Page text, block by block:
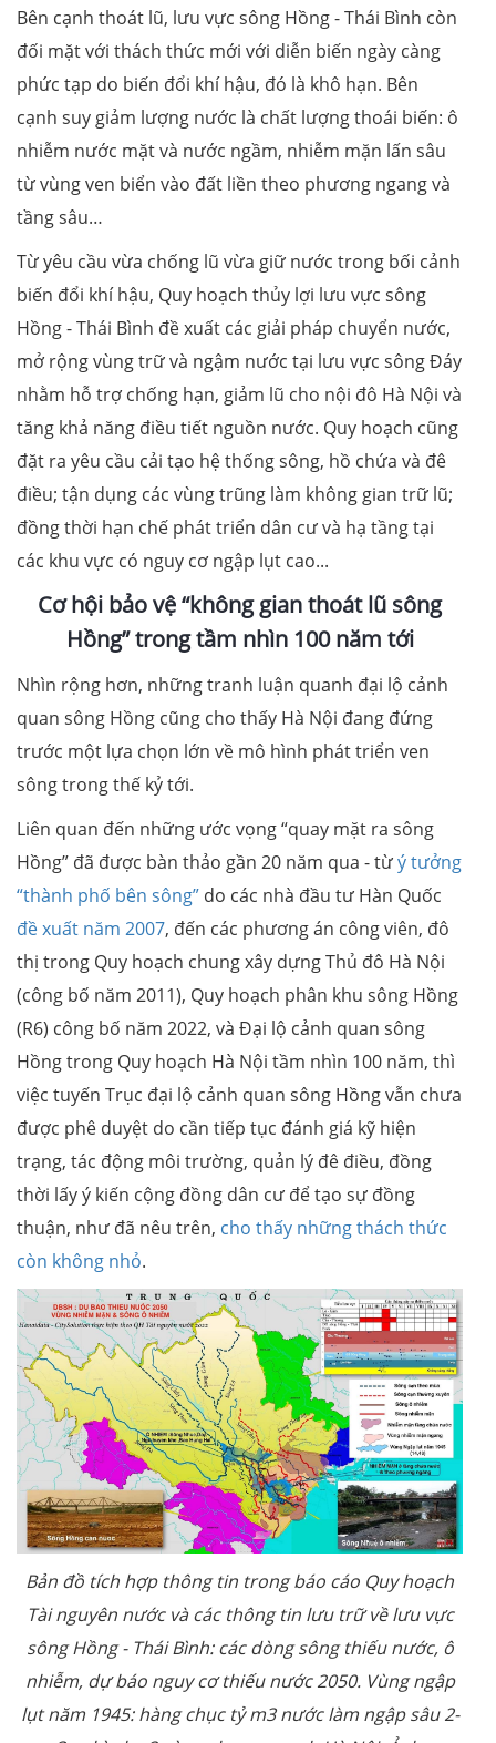
Bên cạnh thoát lũ, lưu vực sông Hồng - Thái Bình còn
đối mặt với thách thức mới với diễn biến ngày càng
phức tạp do biến đổi khí hậu, đó là khô hạn. Bên
cạnh suy giảm lượng nước là chất lượng thoái biến: ô
nhiễm nước mặt và nước ngầm, nhiễm mặn lấn sâu
từ vùng ven biển vào đất liền theo phương ngang và
tầng sâu…
Từ yêu cầu vừa chống lũ vừa giữ nước trong bối cảnh
biến đổi khí hậu, Quy hoạch thủy lợi lưu vực sông
Hồng - Thái Bình đề xuất các giải pháp chuyển nước,
mở rộng vùng trữ và ngậm nước tại lưu vực sông Đáy
nhằm hỗ trợ chống hạn, giảm lũ cho nội đô Hà Nội và
tăng khả năng điều tiết nguồn nước. Quy hoạch cũng
đặt ra yêu cầu cải tạo hệ thống sông, hồ chứa và đê
điều; tận dụng các vùng trũng làm không gian trữ lũ;
đồng thời hạn chế phát triển dân cư và hạ tầng tại
các khu vực có nguy cơ ngập lụt cao...
Cơ hội bảo vệ “không gian thoát lũ sông
Hồng” trong tầm nhìn 100 năm tới
Nhìn rộng hơn, những tranh luận quanh đại lộ cảnh
quan sông Hồng cũng cho thấy Hà Nội đang đứng
trước một lựa chọn lớn về mô hình phát triển ven
sông trong thế kỷ tới.
Liên quan đến những ước vọng “quay mặt ra sông
Hồng” đã được bàn thảo gần 20 năm qua - từý tưởng
“thành phố bên sông” do các nhà đầu tư Hàn Quốc
đề xuất năm 2007, đến các phương án công viên, đô
thị trong Quy hoạch chung xây dựng Thủ đô Hà Nội
(công bố năm 2011), Quy hoạch phân khu sông Hồng
(R6) công bố năm 2022, và Đại lộ cảnh quan sông
Hồng trong Quy hoạch Hà Nội tầm nhìn 100 năm, thì
việc tuyến Trục đại lộ cảnh quan sông Hồng vẫn chưa
được phê duyệt do cần tiếp tục đánh giá kỹ hiện
trạng, tác động môi trường, quản lý đê điều, đồng
thời lấy ý kiến cộng đồng dân cư để tạo sự đồng
thuận, như đã nêu trên, cho thấy những thách thức
còn không nhỏ.
Bản đồ tích hợp thông tin trong báo cáo Quy hoạch
Tài nguyên nước và các thông tin lưu trữ về lưu vực
sông Hồng - Thái Bình: các dòng sông thiếu nước, ô
nhiễm, dự báo nguy cơ thiếu nước 2050. Vùng ngập
lụt năm 1945: hàng chục tỷ m3 nước làm ngập sâu 2-